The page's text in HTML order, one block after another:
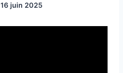
16 juin 2025